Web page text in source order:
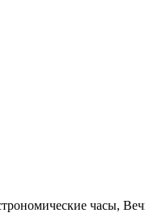
часы,